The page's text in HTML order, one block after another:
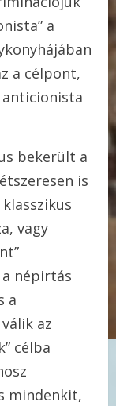
a
a célpont,
bekerült a
is
vagy
népirtás
a
az
célba
mindenkit,